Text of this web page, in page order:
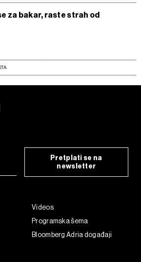
za bakar, raste strah od
Pretplati se na
newsletter
Videos
Programska šema
Bloomberg Adria događaji